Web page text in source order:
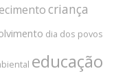
criança
dia dos povos
educação